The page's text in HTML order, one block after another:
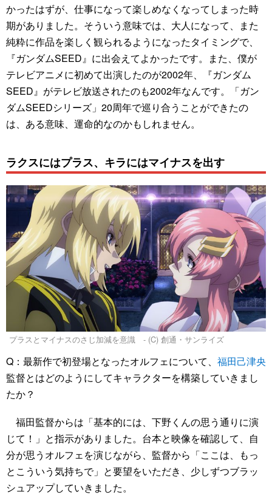
かったはずが、仕事になって楽しめなくなってしまった時
期がありました。そういう意味では、大人になって、また
純粋に作品を楽しく観られるようになったタイミングで、
『ガンダムSEED』に出会えてよかったです。また、僕が
テレビアニメに初めて出演したのが2002年、『ガンダム
SEED』がテレビ放送されたのも2002年なんです。「ガン
ダムSEEDシリーズ」20周年で巡り合うことができたの
は、ある意味、運命的なのかもしれません。
ラクスにはプラス、キラにはマイナスを出す
プラスとマイナスのさじ加減を意識 - (C) 創通・サンライズ
Q：最新作で初登場となったオルフェについて、 福田己津央
監督とはどのようにしてキャラクターを構築していきまし
たか？
福田監督からは「基本的には、下野くんの思う通りに演
じて！」と指示がありました。台本と映像を確認して、自
分が思うオルフェを演じながら、監督から「ここは、もっ
とこういう気持ちで」と要望をいただき、少しずつブラッ
シュアップしていきました。